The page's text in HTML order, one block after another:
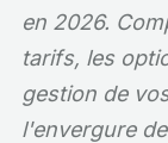
en 2026.
tarifs, les
gestion de
l'envergure